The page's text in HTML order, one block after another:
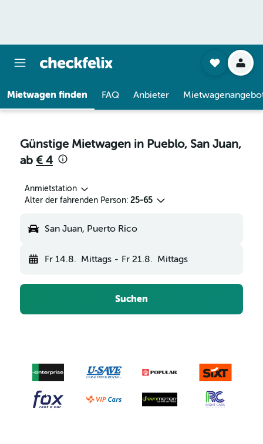
Mietwagen finden FAQ Anbieter
Günstige Mietwagen in Pueblo, San Juan,
ab € 4
Anmietstation
Alter der fahrenden Person: 25-65
San Juan, Puerto Rico
Fr 14.8. Mittags - Fr 21.8. Mittags
Suchen